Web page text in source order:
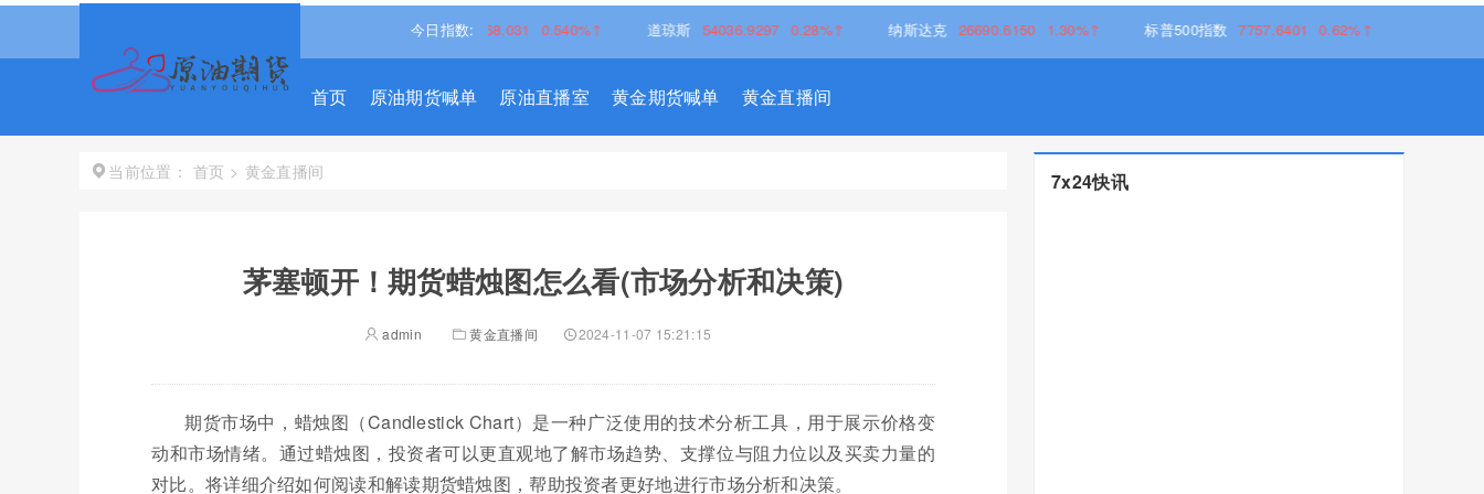
今日指数:
25668.031 0.540%↑ 道琼斯 54036.9297 0.28%↑ 纳斯达克 26690.6150 1.30%↑ 标普500指数 7757.6401 0.62%↑
首页 原油期货喊单 原油直播室 黄金期货喊单 黄金直播间
当前位置： 首页 > 黄金直播间
茅塞顿开！期货蜡烛图怎么看(市场分析和决策)
admin 黄金直播间 2024-11-07 15:21:15
期货市场中，蜡烛图（Candlestick Chart）是一种广泛使用的技术分析工具，用于展示价格变
动和市场情绪。通过蜡烛图，投资者可以更直观地了解市场趋势、支撑位与阻力位以及买卖力量的
对比。将详细介绍如何阅读和解读期货蜡烛图，帮助投资者更好地进行市场分析和决策。
7x24快讯